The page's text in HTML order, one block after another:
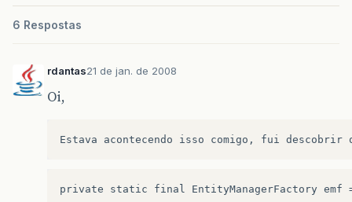
6 Respostas
rdantas21 de jan. de 2008
Oi,